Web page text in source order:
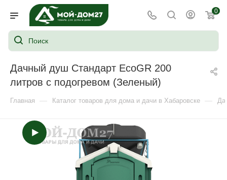
0
Дачный душ Стандарт EcoGR 200
литров с подогревом (Зеленый)
Главная — Каталог товаров для дома и дачи в Хабаровске —